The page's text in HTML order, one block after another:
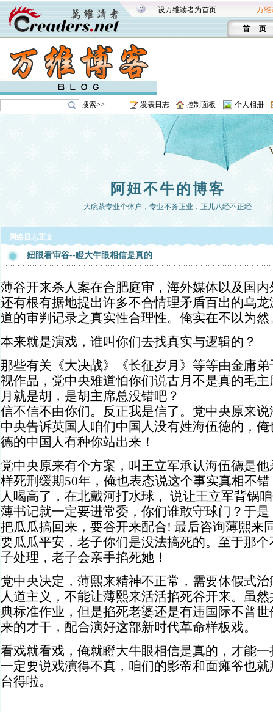
设万维读者为首页 万维
首 页
搜索>> 发表日志 控制面板 个人相册
阿妞不牛的博客
大碗茶专业个体户，专业不务正业，正儿八经不正经
网络日志正文
妞眼看审谷--瞪大牛眼相信是真的
薄谷开来杀人案在合肥庭审，海外媒体以及国
还有根有据地提出许多不合情理矛盾百出的乌
道的审判记录之真实性合理性。俺实在不以为然
本来就是演戏，谁叫你们去找真实与逻辑的？
那些有关《大决战》《长征岁月》等等由金庸
视作品，党中央难道怕你们说古月不是真的毛
月就是胡，是胡主席总没错吧？
信不信不由你们。反正我是信了。党中央原来
中央告诉英国人咱们中国人没有姓海伍德的，
德的中国人有种你站出来！
党中央原来有个方案，叫王立军承认海伍德是
样死刑缓期50年，俺也表态说这个事实真相不
人喝高了，在北戴河打水球， 说让王立军背锅
薄书记就一定要进常委，你们谁敢守球门？于
把瓜瓜搞回来，要谷开来配合! 最后咨询薄熙来
要瓜瓜平安，老子你们是没法搞死的。至于那
子处理，老子会亲手掐死她！
党中央决定，薄熙来精神不正常，需要休假式
人道主义，不能让薄熙来活活掐死谷开来。虽
典标准作业，但是掐死老婆还是有违国际不普
来的才干，配合演好这部新时代革命样板戏。
看戏就看戏，俺就瞪大牛眼相信是真的，才能
一定要说戏演得不真，咱们的影帝和面瘫爷也
台得啦。